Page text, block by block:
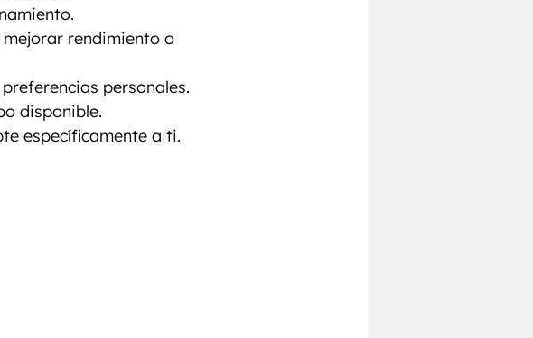
mejorar rendimiento o
personales.
disponible.
específicamente a ti.